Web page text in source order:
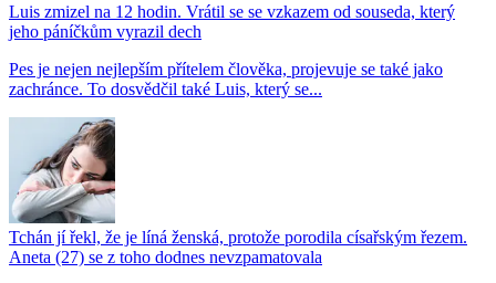
Luis zmizel na 12 hodin. Vrátil se se vzkazem od souseda, který
jeho páníčkům vyrazil dech
Pes je nejen nejlepším přítelem člověka, projevuje se také jako
zachránce. To dosvědčil také Luis, který se...
Tchán jí řekl, že je líná ženská, protože porodila císařským řezem.
Aneta (27) se z toho dodnes nevzpamatovala